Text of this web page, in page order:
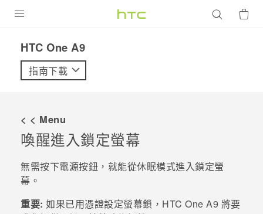
VIVE
配件
優惠專區
焦點訊息
銷售門市
HTC One A9‎
指南下載
< < Menu
喚醒進入鎖定螢幕
無需按下電源按鈕，就能從休眠模式進入鎖定螢
幕。
重要: 如果已用憑證設定螢幕鎖， HTC One A9 將要